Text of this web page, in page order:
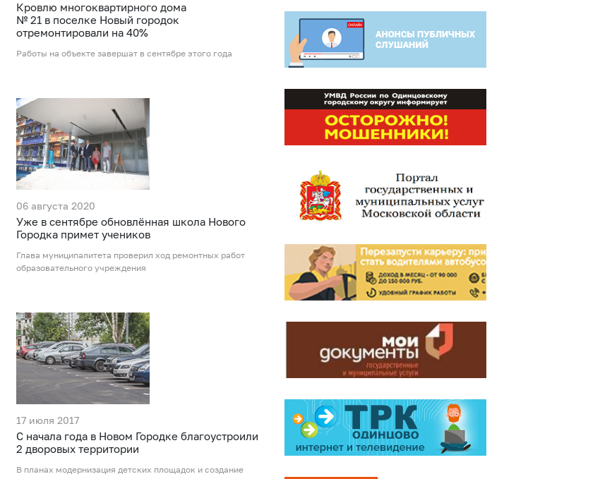
Кровлю многоквартирного дома
№ 21 в поселке Новый городок
отремонтировали на 40%
Работы на объекте завершат в сентябре этого года
06 августа 2020
Уже в сентябре обновлённая школа Нового
Городка примет учеников
Глава муниципалитета проверил ход ремонтных работ
образовательного учреждения
17 июля 2017
С начала года в Новом Городке благоустроили
2 дворовых территории
В планах модернизация детских площадок и создание